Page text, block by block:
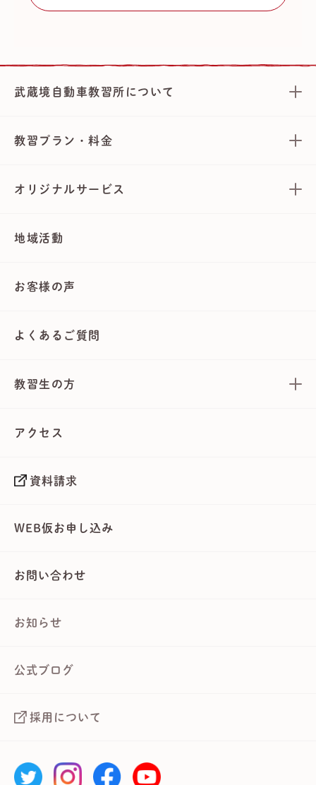
武蔵境自動車教習所について
教習プラン・料金
オリジナルサービス
地域活動
お客様の声
よくあるご質問
教習生の方
アクセス
資料請求
WEB仮お申し込み
お問い合わせ
お知らせ
公式ブログ
採用について